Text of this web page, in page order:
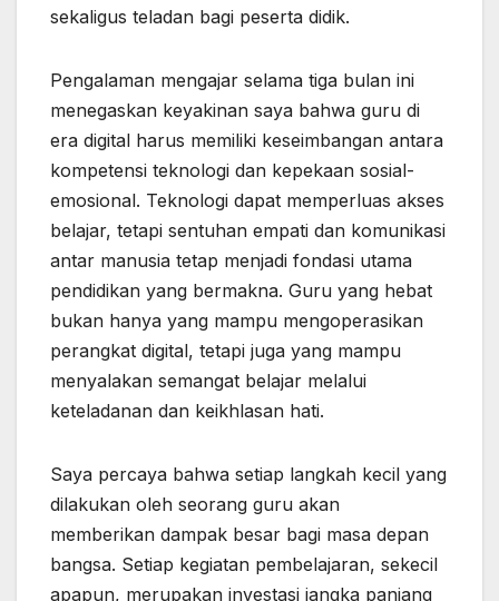
sekaligus teladan bagi peserta didik.
Pengalaman mengajar selama tiga bulan ini
menegaskan keyakinan saya bahwa guru di
era digital harus memiliki keseimbangan antara
kompetensi teknologi dan kepekaan sosial-
emosional. Teknologi dapat memperluas akses
belajar, tetapi sentuhan empati dan komunikasi
antar manusia tetap menjadi fondasi utama
pendidikan yang bermakna. Guru yang hebat
bukan hanya yang mampu mengoperasikan
perangkat digital, tetapi juga yang mampu
menyalakan semangat belajar melalui
keteladanan dan keikhlasan hati.
Saya percaya bahwa setiap langkah kecil yang
dilakukan oleh seorang guru akan
memberikan dampak besar bagi masa depan
bangsa. Setiap kegiatan pembelajaran, sekecil
apapun, merupakan investasi jangka panjang